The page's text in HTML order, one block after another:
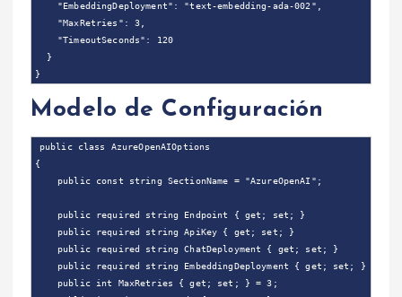
    "EmbeddingDeployment": "text-embedding-ada-002",
    "MaxRetries": 3,
    "TimeoutSeconds": 120
  }
Modelo de Configuración
public class AzureOpenAIOptions
{
    public const string SectionName = "AzureOpenAI";
    public required string Endpoint { get; set; }
    public required string ApiKey { get; set; }
    public required string ChatDeployment { get; set; }
    public required string EmbeddingDeployment { get; set; }
    public int MaxRetries { get; set; } = 3;